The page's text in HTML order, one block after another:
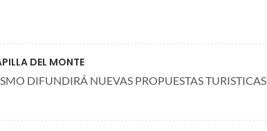
DEL MONTE
DIFUNDIRÁ NUEVAS PROPUESTAS TURISTICAS